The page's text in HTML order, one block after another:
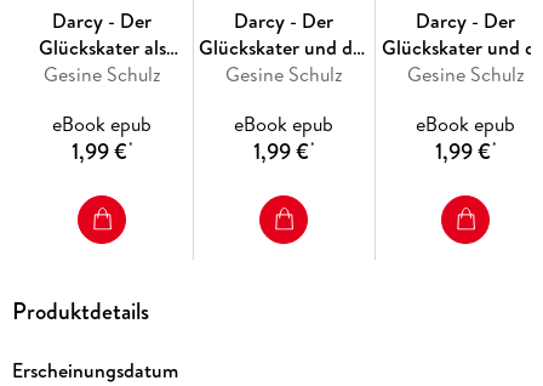
Darcy - Der
Glückskater als
Retter in der Not
Gesine Schulz
eBook epub
1,99 €*
Darcy - Der
Glückskater und der
geblitzte Fotograf
Gesine Schulz
eBook epub
1,99 €*
Darcy - Der
Glückskater und
Päckchenfee
Gesine Schulz
eBook epub
1,99 €*
Produktdetails
Erscheinungsdatum